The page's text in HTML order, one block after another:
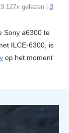
gelezen | 3
Sony a6300 te
ILCE-6300, is
op het moment